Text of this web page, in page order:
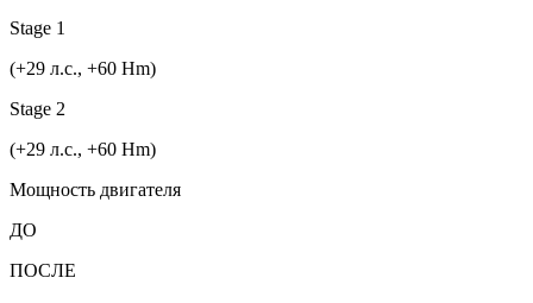
Stage 1
(+29 л.с., +60 Hm)
Stage 2
(+29 л.с., +60 Hm)
Мощность двигателя
ДО
ПОСЛЕ